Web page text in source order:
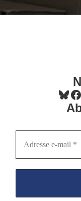
Bluesky Facebook